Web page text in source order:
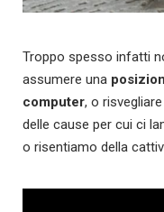
Troppo spesso infatti
assumere una
computer, o
delle cause per cui ci
o risentiamo della